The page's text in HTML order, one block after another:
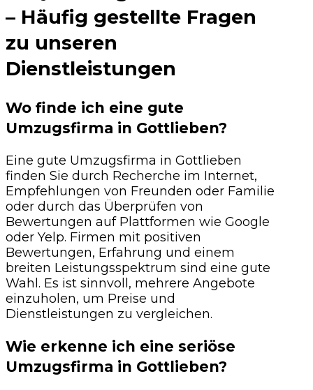
– Häufig gestellte Fragen
zu unseren
Dienstleistungen
Wo finde ich eine gute
Umzugsfirma in Gottlieben?
Eine gute Umzugsfirma in Gottlieben
finden Sie durch Recherche im Internet,
Empfehlungen von Freunden oder Familie
oder durch das Überprüfen von
Bewertungen auf Plattformen wie Google
oder Yelp. Firmen mit positiven
Bewertungen, Erfahrung und einem
breiten Leistungsspektrum sind eine gute
Wahl. Es ist sinnvoll, mehrere Angebote
einzuholen, um Preise und
Dienstleistungen zu vergleichen.
Wie erkenne ich eine seriöse
Umzugsfirma in Gottlieben?